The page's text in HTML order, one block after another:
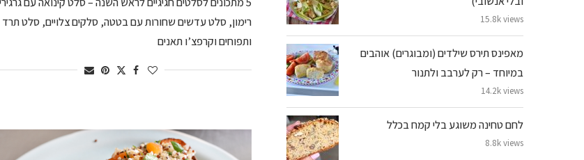
רימון, סלט עדשים שחורות עם בטטה, סלקים צלויים, סלט תרד
ותפוחים וקרפצ’ו תאנים
15.8k views
מאפינס תירס שילדים (ומבוגרים) אוהבים
במיוחד – רק לערבב ולתנור
14.2k views
לחם טחינה משוגע בלי קמח בכלל
8.8k views